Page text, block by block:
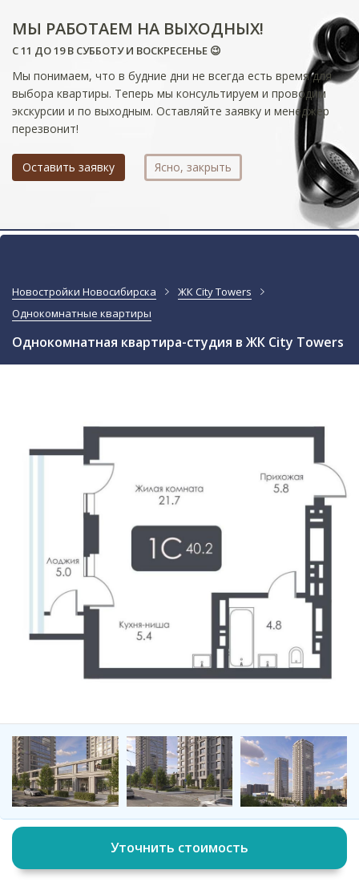
МЫ РАБОТАЕМ НА ВЫХОДНЫХ!
С 11 ДО 19 В СУББОТУ И ВОСКРЕСЕНЬЕ 😉
Мы понимаем, что в будние дни не всегда есть время для
выбора квартиры. Теперь мы консультируем и проводим
экскурсии и по выходным. Оставляйте заявку и менеджер
перезвонит!
Оставить заявку Ясно, закрыть
Новостройки Новосибирска
ЖК City Towers
Однокомнатные квартиры
Однокомнатная квартира-студия в ЖК City Towers
Уточнить стоимость